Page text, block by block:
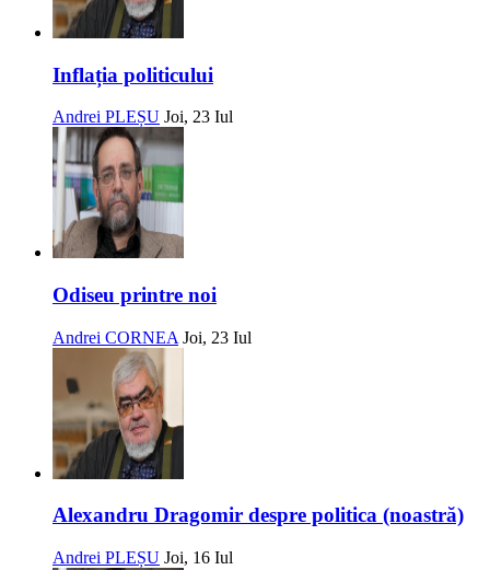
Inflația politicului
Andrei PLEȘU Joi, 23 Iul
Odiseu printre noi
Andrei CORNEA Joi, 23 Iul
Alexandru Dragomir despre politica (noastră)
Andrei PLEȘU Joi, 16 Iul